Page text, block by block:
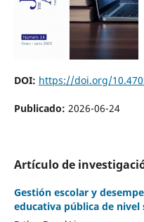
DOI: https://doi.org/
Publicado: 2026-06-24
Artículo de
Gestión escolar y
educativa pública de nivel